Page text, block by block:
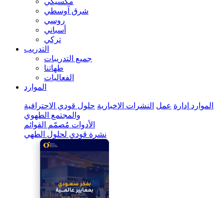
شرق آوسطي
روسي
أسباني
تركي
التدريب
جميع التدريبات
طهاتنا
الفعاليات
الموارد
الموارد إدارة عمل النشرات الإخبارية حلول قودي الاحترافية
والمجتمع الطهوي
الأدوات مُصمّم القوائم
نشرة قودي لحلول الطهي